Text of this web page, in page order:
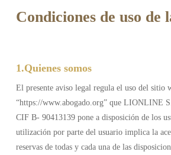
Condiciones de uso de
1.Quienes somos
El presente aviso legal regula el uso del sitio
“https://www.abogado.org” que LIONLINE
CIF B- 90413139 pone a disposición de los
utilización por parte del usuario implica la
reservas de todas y cada una de las